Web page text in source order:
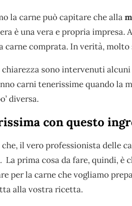
la carne può capitare che alla
è una vera e propria
carne comprata. In verità, molto
chiarezza sono intervenuti
carni tenerissime quando la
diversa.
con questo
il vero professionista delle
prima cosa da fare, quindi, è
per la carne che vogliamo
alla vostra ricetta.